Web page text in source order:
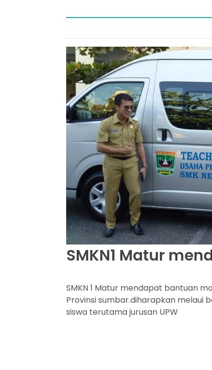
SMKN1 Matur
SMKN 1 Matur mendapat bantuan
Provinsi sumbar.diharapkan melaui
siswa terutama jurusan UPW